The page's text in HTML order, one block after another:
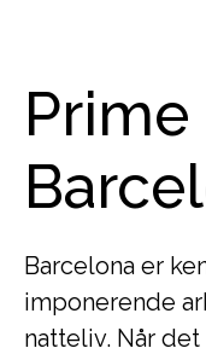
Barcelona er
imponerende
natteliv. Når